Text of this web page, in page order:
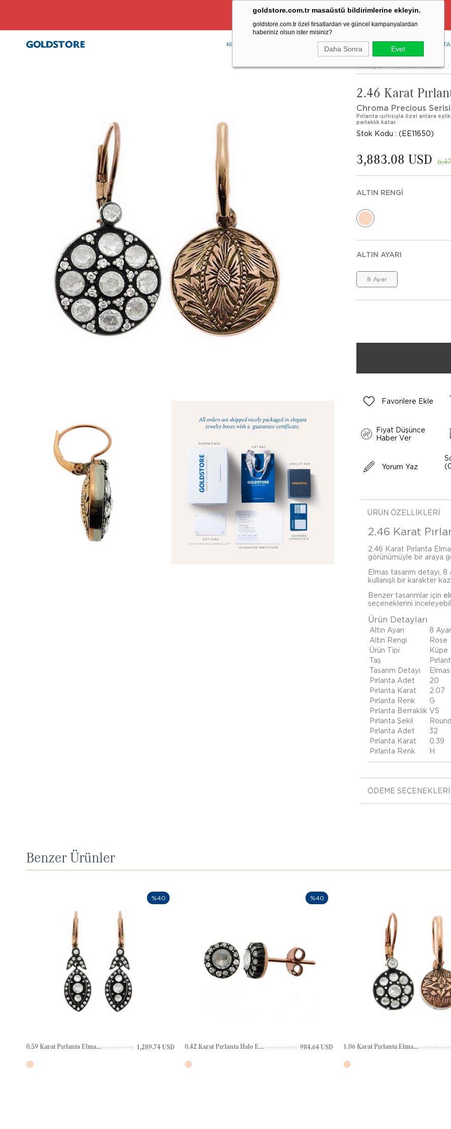
goldstore.com.tr masaüstü bildirimlerine ekleyin.
goldstore.com.tr özel fırsatlardan ve güncel kampanyalardan
haberiniz olsun ister misiniz?
Daha Sonra Evet
Ücretsiz Aynı Gün Kargo Fırsatı
KOLYE BİLEKLİK RENKLİ TAŞLAR PIRLANTA
Anasayfa Tüm Takı Modelleri
2.46 Karat
Chroma Precious Serisi
Pırlanta ışıltısıyla özel anlara
parlaklık katar.
Stok Kodu (EE11650)
3,883.08 USD
ALTIN RENGI
ALTIN AYARI
8 Ayar
Favorilere Ekle
Fiyat Düşünce
Haber Ver
Yorum Yaz
ÜRÜN ÖZELLIKLERI
2.46 Karat
2.46 Karat Pırlanta Elmas
görünümüyle bir araya
Elmas tasarım detayı,
kullanışlı bir karakter
Benzer tasarımlar için
seçeneklerini
Ürün Detayları
Altın Ayarı
8 Ayar
Altın Rengi
Rose
Ürün Tipi
Küpe
Taş
Tasarım Detayı
Elmas
Pırlanta Adet
20
Pırlanta Karat
2.07
Pırlanta Renk
G
Pırlanta Berraklık VS
Pırlanta Şekil
Round
Pırlanta Adet
32
Pırlanta Karat
0.39
Pırlanta Renk
H
ÖDEME SEÇENEKLERI
Benzer Ürünler
0.59 Karat Pırlanta Elmas Altın Küpe 1,289.74 USD
2,149.56 USD
%40
0.42 Karat Pırlanta Halo Elmas Çivili Elmas Altın Küpe 984.64 USD
1,641.06 USD
%40
1.06 Karat Pırlanta Elmas Altın Küpe3,027.88 USD